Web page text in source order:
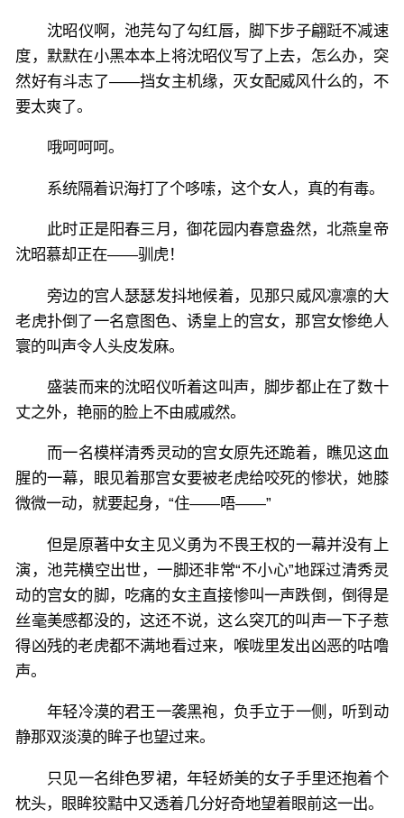
沈昭仪啊，池芫勾了勾红唇，脚下步子翩跹不减速
度，默默在小黑本本上将沈昭仪写了上去，怎么办，突
然好有斗志了——挡女主机缘，灭女配威风什么的，不
要太爽了。
哦呵呵呵。
系统隔着识海打了个哆嗦，这个女人，真的有毒。
此时正是阳春三月，御花园内春意盎然，北燕皇帝
沈昭慕却正在——驯虎！
旁边的宫人瑟瑟发抖地候着，见那只威风凛凛的大
老虎扑倒了一名意图色、诱皇上的宫女，那宫女惨绝人
寰的叫声令人头皮发麻。
盛装而来的沈昭仪听着这叫声，脚步都止在了数十
丈之外，艳丽的脸上不由戚戚然。
而一名模样清秀灵动的宫女原先还跪着，瞧见这血
腥的一幕，眼见着那宫女要被老虎给咬死的惨状，她膝
微微一动，就要起身，“住——唔——”
但是原著中女主见义勇为不畏王权的一幕并没有上
演，池芫横空出世，一脚还非常“不小心”地踩过清秀灵
动的宫女的脚，吃痛的女主直接惨叫一声跌倒，倒得是
丝毫美感都没的，这还不说，这么突兀的叫声一下子惹
得凶残的老虎都不满地看过来，喉咙里发出凶恶的咕噜
声。
年轻冷漠的君王一袭黑袍，负手立于一侧，听到动
静那双淡漠的眸子也望过来。
只见一名绯色罗裙，年轻娇美的女子手里还抱着个
枕头，眼眸狡黠中又透着几分好奇地望着眼前这一出。